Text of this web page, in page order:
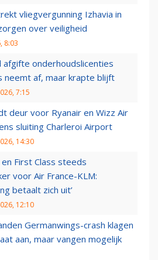
vliegvergunning Izhavia in
over veiligheid
8:03
afgifte onderhoudslicenties
neemt af, maar krapte blijft
7:15
deur voor Ryanair en Wizz Air
sluiting Charleroi Airport
14:30
First Class steeds
voor Air France-KLM:
betaalt zich uit’
12:10
Germanwings-crash klagen
aan, maar vangen mogelijk